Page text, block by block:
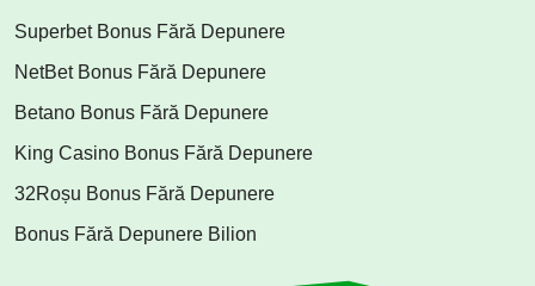
Superbet Bonus Fără Depunere
NetBet Bonus Fără Depunere
Betano Bonus Fără Depunere
King Casino Bonus Fără Depunere
32Roșu Bonus Fără Depunere
Bonus Fără Depunere Bilion